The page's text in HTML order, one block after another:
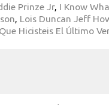
Prinze Jr, I Know
Lois Duncan Jeff
Hicisteis El Último